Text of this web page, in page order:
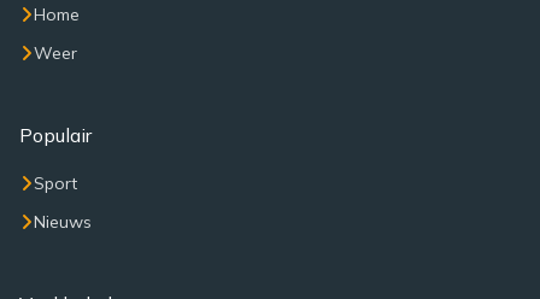
Home
Weer
Populair
Sport
Nieuws